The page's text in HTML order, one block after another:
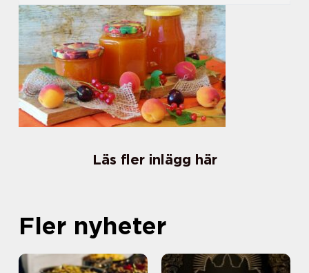
Läs fler inlägg här
Fler nyheter